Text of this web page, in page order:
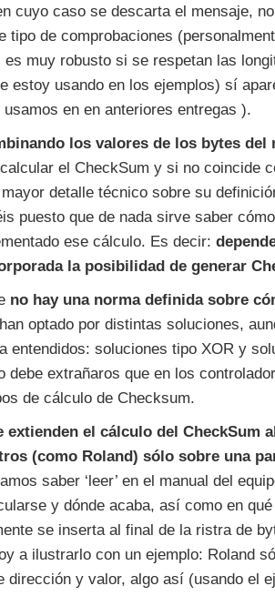
cuyo caso se descarta el mensaje,
tipo de comprobaciones
muy robusto si se respetan las
estoy usando en los ejemplos) sí
en en anteriores entregas ).
los valores de los bytes del
el CheckSum y si no coincide
detalle técnico sobre su
puesto que de nada sirve saber
ese cálculo. Es decir:
la posibilidad de generar
no hay una norma definida sobre
optado por distintas soluciones,
entendidos: soluciones tipo XOR y
debe extrañaros que en los
de cálculo de Checksum.
extienden el cálculo del CheckSum
(como Roland) sólo sobre una
saber ‘leer’ en el manual del
y dónde acaba, así como en
se inserta al final de la ristra de
a ilustrarlo con un ejemplo: Roland
dirección y valor, algo así (usando el